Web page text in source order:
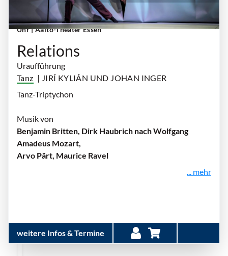
Freitag, 02. Oktober 2026 | 19:30 Uhr - 21:30
Uhr| Aalto-Theater Essen
Relations
Uraufführung
Tanz | JIRÍ KYLIÁN UND JOHAN INGER
Tanz-Triptychon
Musik von
Benjamin Britten, Dirk Haubrich nach Wolfgang
Amadeus Mozart,
Arvo Pärt, Maurice Ravel
... mehr
weitere Infos & Termine